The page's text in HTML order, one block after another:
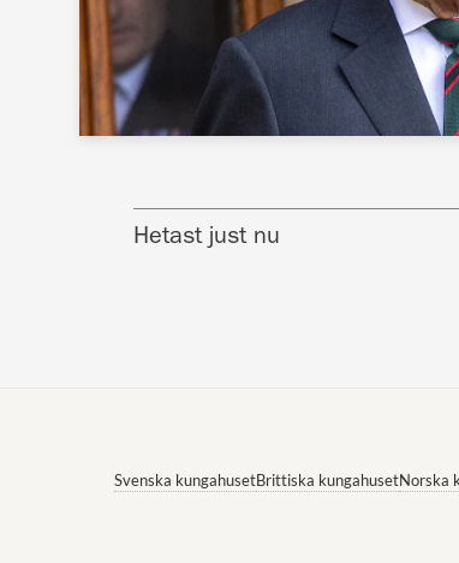
Hetast just nu
Svenska kungahusetBrittiska kungahusetNorska